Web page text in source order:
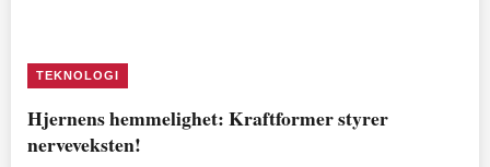
TEKNOLOGI
Hjernens hemmelighet: Kraftformer styrer
nerveveksten!